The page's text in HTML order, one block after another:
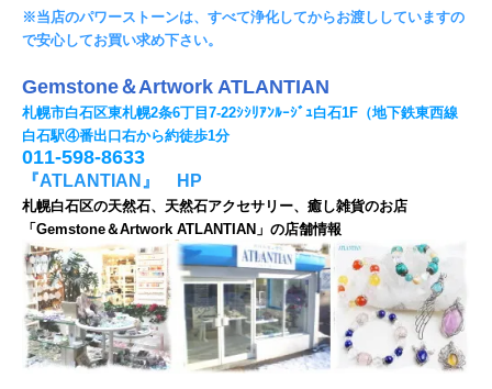
※当店のパワーストーンは、すべて浄化してからお渡ししていますの
で安心してお買い求め下さい。
Gemstone＆Artwork ATLANTIAN
札幌市白石区東札幌2条6丁目7-22ｼｼﾘｱﾝﾙｰｼﾞｭ白石1F（地下鉄東西線
白石駅④番出口右から約徒歩1分
011-598-8633
『ATLANTIAN』 HP
札幌白石区の天然石、天然石アクセサリー、癒し雑貨のお店
「Gemstone＆Artwork ATLANTIAN」の店舗情報